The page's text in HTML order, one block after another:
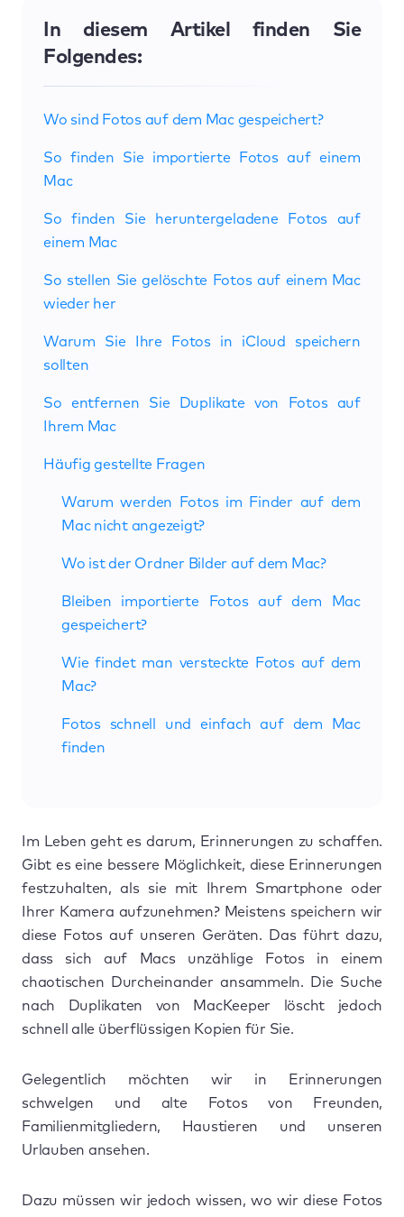
In diesem Artikel finden Sie
Folgendes:
Wo sind Fotos auf dem Mac gespeichert?
So finden Sie importierte Fotos auf einem
Mac
So finden Sie heruntergeladene Fotos auf
einem Mac
So stellen Sie gelöschte Fotos auf einem Mac
wieder her
Warum Sie Ihre Fotos in iCloud speichern
sollten
So entfernen Sie Duplikate von Fotos auf
Ihrem Mac
Häufig gestellte Fragen
Warum werden Fotos im Finder auf dem
Mac nicht angezeigt?
Wo ist der Ordner Bilder auf dem Mac?
Bleiben importierte Fotos auf dem Mac
gespeichert?
Wie findet man versteckte Fotos auf dem
Mac?
Fotos schnell und einfach auf dem Mac
finden
Im Leben geht es darum, Erinnerungen zu schaffen.
Gibt es eine bessere Möglichkeit, diese Erinnerungen
festzuhalten, als sie mit Ihrem Smartphone oder
Ihrer Kamera aufzunehmen? Meistens speichern wir
diese Fotos auf unseren Geräten. Das führt dazu,
dass sich auf Macs unzählige Fotos in einem
chaotischen Durcheinander ansammeln. Die Suche
nach Duplikaten von MacKeeper löscht jedoch
schnell alle überflüssigen Kopien für Sie.
Gelegentlich möchten wir in Erinnerungen
schwelgen und alte Fotos von Freunden,
Familienmitgliedern, Haustieren und unseren
Urlauben ansehen.
Dazu müssen wir jedoch wissen, wo wir diese Fotos